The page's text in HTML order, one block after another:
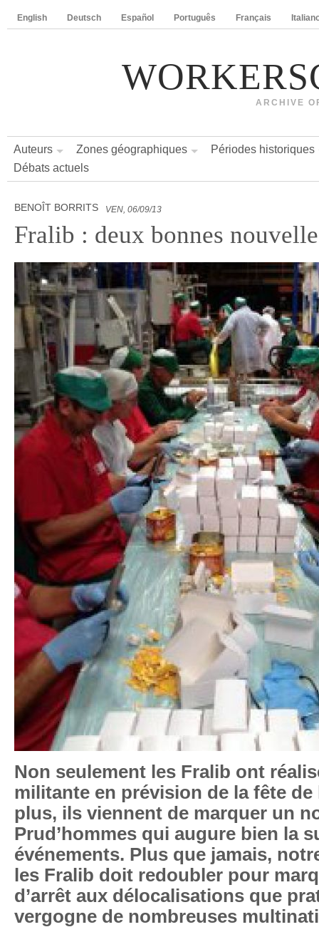
English Deutsch Español Português Français
ARCHIVE
Auteurs Zones géographiques
Périodes historiques
Débats actuels
BENOÎT BORRITS VEN, 06/09/13
Fralib : deux bonnes
Non seulement les Fralib ont
militante en prévision de la fête de
plus, ils viennent de marquer un
Prud’hommes qui augure bien la
événements. Plus que jamais,
les Fralib doit redoubler pour
d’arrêt aux délocalisations que
vergogne de nombreuses